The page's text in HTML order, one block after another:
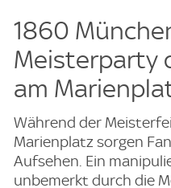
1860
Meisterparty
am
Während der
Marienplatz sorgen
Aufsehen. Ein
unbemerkt durch die